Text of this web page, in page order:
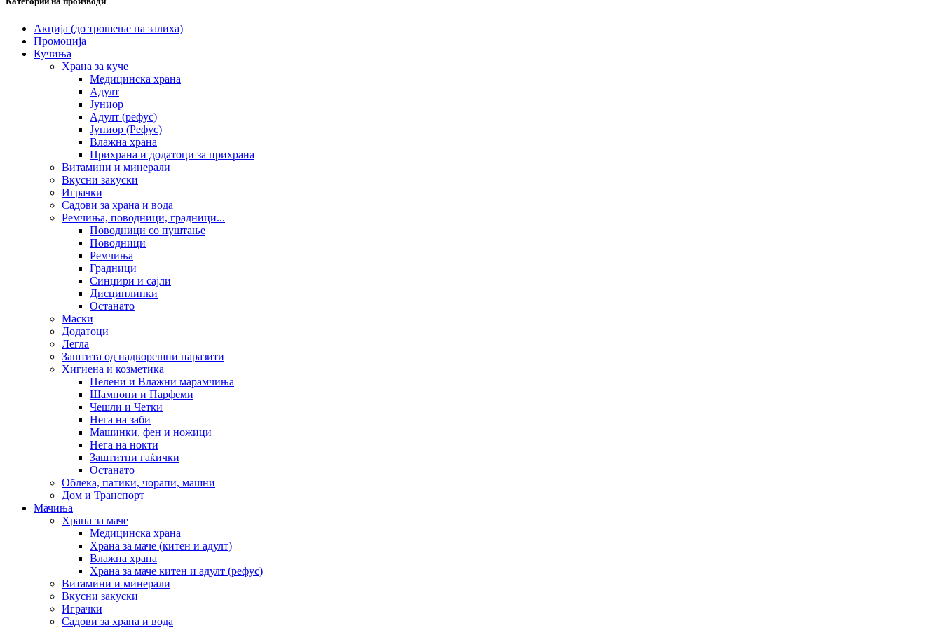
Акција (до трошење на залиха)
Промоција
Кучиња
Храна за куче
Медицинска храна
Адулт
Јуниор
Адулт (рефус)
Јуниор (Рефус)
Влажна храна
Прихрана и додатоци за прихрана
Витамини и минерали
Вкусни закуски
Играчки
Садови за храна и вода
Ремчиња, поводници, градници...
Поводници со пуштање
Поводници
Ремчиња
Градници
Синџири и сајли
Дисциплинки
Останато
Маски
Додатоци
Легла
Заштита од надворешни паразити
Хигиена и козметика
Пелени и Влажни марамчиња
Шампони и Парфеми
Чешли и Четки
Нега на заби
Машинки, фен и ножици
Нега на нокти
Заштитни гаќички
Останато
Облека, патики, чорапи, машни
Дом и Транспорт
Мачиња
Храна за маче
Медицинска храна
Храна за маче (китен и адулт)
Влажна храна
Храна за маче китен и адулт (рефус)
Витамини и минерали
Вкусни закуски
Играчки
Садови за храна и вода